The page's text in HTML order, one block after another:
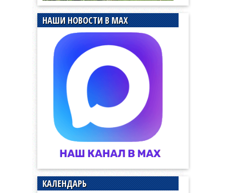
НАШИ НОВОСТИ В MAX
КАЛЕНДАРЬ